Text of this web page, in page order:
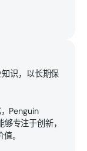
识，以长期保
Penguin
专注于创新，
。